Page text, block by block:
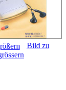
Bild zu